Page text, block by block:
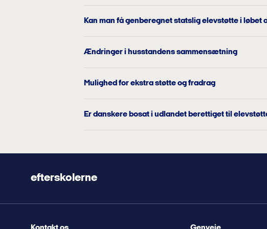
Kan man få genberegnet statslig elevstøtte i løbet
Ændringer i husstandens sammensætning
Mulighed for ekstra støtte og fradrag
Er danskere bosat i udlandet berettiget til
efterskolerne